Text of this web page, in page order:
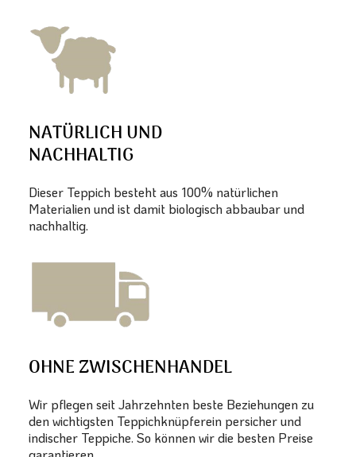
NATÜRLICH UND
NACHHALTIG
Dieser Teppich besteht aus 100% natürlichen
Materialien und ist damit biologisch abbaubar und
nachhaltig.
OHNE ZWISCHENHANDEL
Wir pflegen seit Jahrzehnten beste Beziehungen zu
den wichtigsten Teppichknüpferein persicher und
indischer Teppiche. So können wir die besten Preise